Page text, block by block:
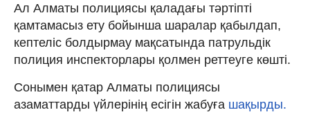
Ал Алматы полициясы қаладағы тәртіпті
қамтамасыз ету бойынша шаралар қабылдап,
кептеліс болдырмау мақсатында патрульдік
полиция инспекторлары қолмен реттеуге көшті.
Сонымен қатар Алматы полициясы
азаматтарды үйлерінің есігін жабуға шақырды.